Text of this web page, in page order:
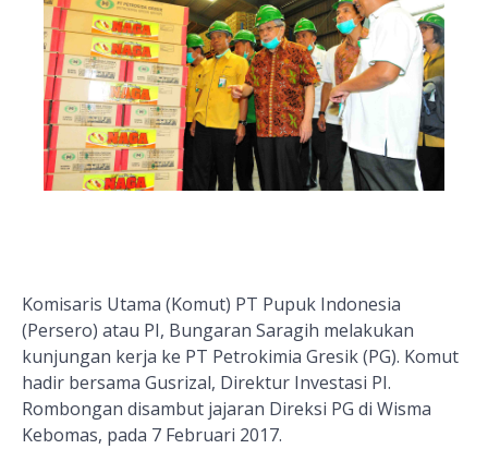
Komisaris Utama (Komut) PT Pupuk Indonesia
(Persero) atau PI, Bungaran Saragih melakukan
kunjungan kerja ke PT Petrokimia Gresik (PG). Komut
hadir bersama Gusrizal, Direktur Investasi PI.
Rombongan disambut jajaran Direksi PG di Wisma
Kebomas, pada 7 Februari 2017.